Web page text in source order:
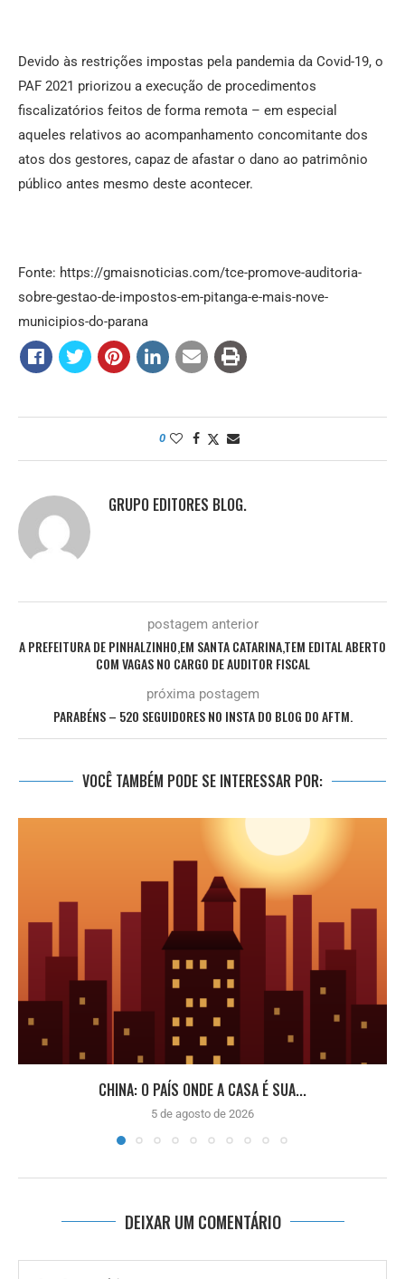
Devido às restrições impostas pela pandemia da Covid-19, o
PAF 2021 priorizou a execução de procedimentos
fiscalizatórios feitos de forma remota – em especial
aqueles relativos ao acompanhamento concomitante dos
atos dos gestores, capaz de afastar o dano ao patrimônio
público antes mesmo deste acontecer.
Fonte: https://gmaisnoticias.com/tce-promove-auditoria-
sobre-gestao-de-impostos-em-pitanga-e-mais-nove-
municipios-do-parana
0
GRUPO EDITORES BLOG.
postagem anterior
A PREFEITURA DE PINHALZINHO,EM SANTA CATARINA,TEM EDITAL ABERTO
COM VAGAS NO CARGO DE AUDITOR FISCAL
próxima postagem
PARABÉNS – 520 SEGUIDORES NO INSTA DO BLOG DO AFTM.
VOCÊ TAMBÉM PODE SE INTERESSAR POR:
CHINA: O PAÍS ONDE A CASA É SUA...
5 de agosto de 2026
DEIXAR UM COMENTÁRIO